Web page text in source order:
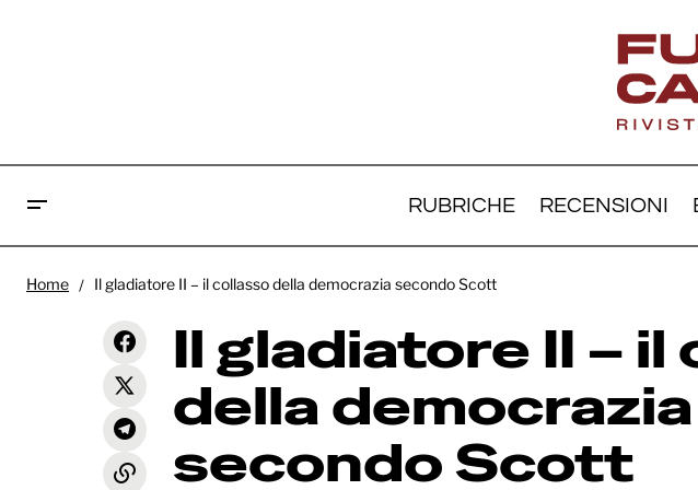
RUBRICHE RECENSIONI
Giurato numero 2 - un ultimo,
immenso, Clint Eastwood
Recensioni Il gladiatore
Home Il gladiatore II – il collasso della democrazia secondo Scott
Il gladiatore II – il
della democrazia
secondo Scott